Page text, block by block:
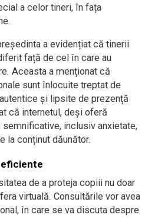
a celor tineri, în fața
a evidențiat că tinerii
față de cel în care au
Aceasta a menționat că
sunt înlocuite treptat de
și lipsite de prezență
că internetul, deși oferă
inclusiv anxietate,
la conținut dăunător.
de a proteja copiii nu doar
virtuală. Consultările vor avea
în care se va discuta despre